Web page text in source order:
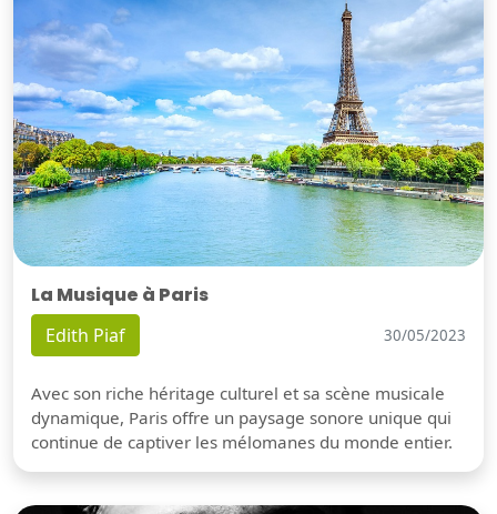
La Musique à Paris
Edith Piaf 30/05/2023
Avec son riche héritage culturel et sa scène musicale
dynamique, Paris offre un paysage sonore unique qui
continue de captiver les mélomanes du monde entier.